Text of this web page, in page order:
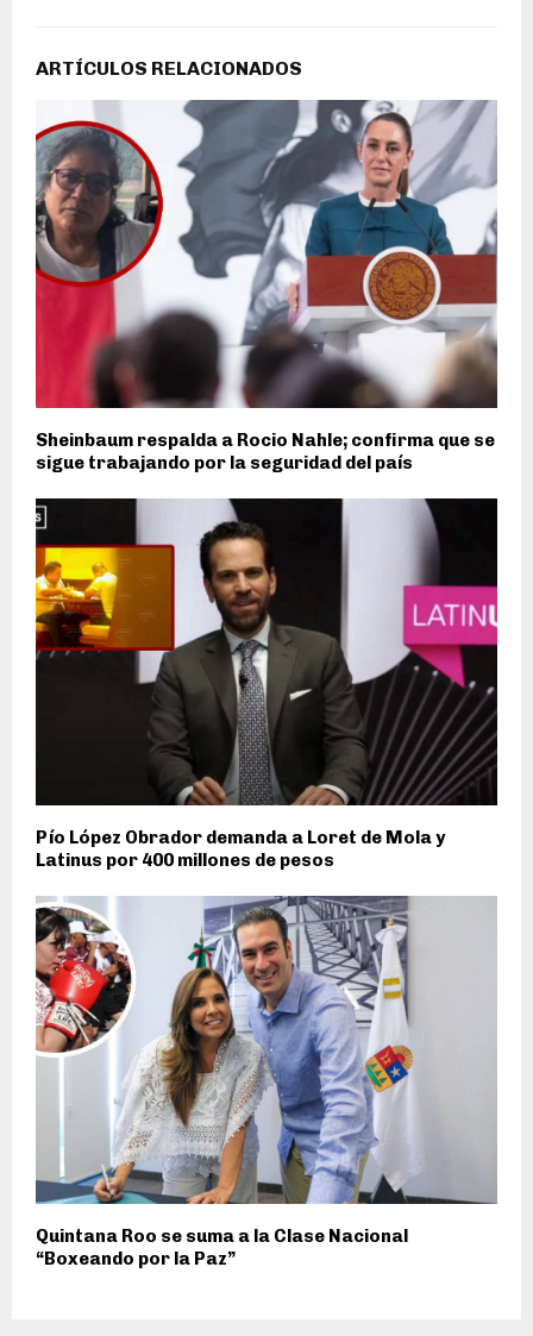
ARTÍCULOS RELACIONADOS
Sheinbaum respalda a Rocio Nahle; confirma que se
sigue trabajando por la seguridad del país
Pío López Obrador demanda a Loret de Mola y
Latinus por 400 millones de pesos
Quintana Roo se suma a la Clase Nacional
“Boxeando por la Paz”